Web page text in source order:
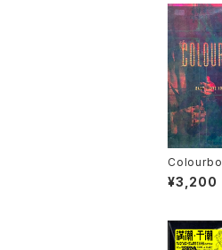
ita
e You So
¥3,200